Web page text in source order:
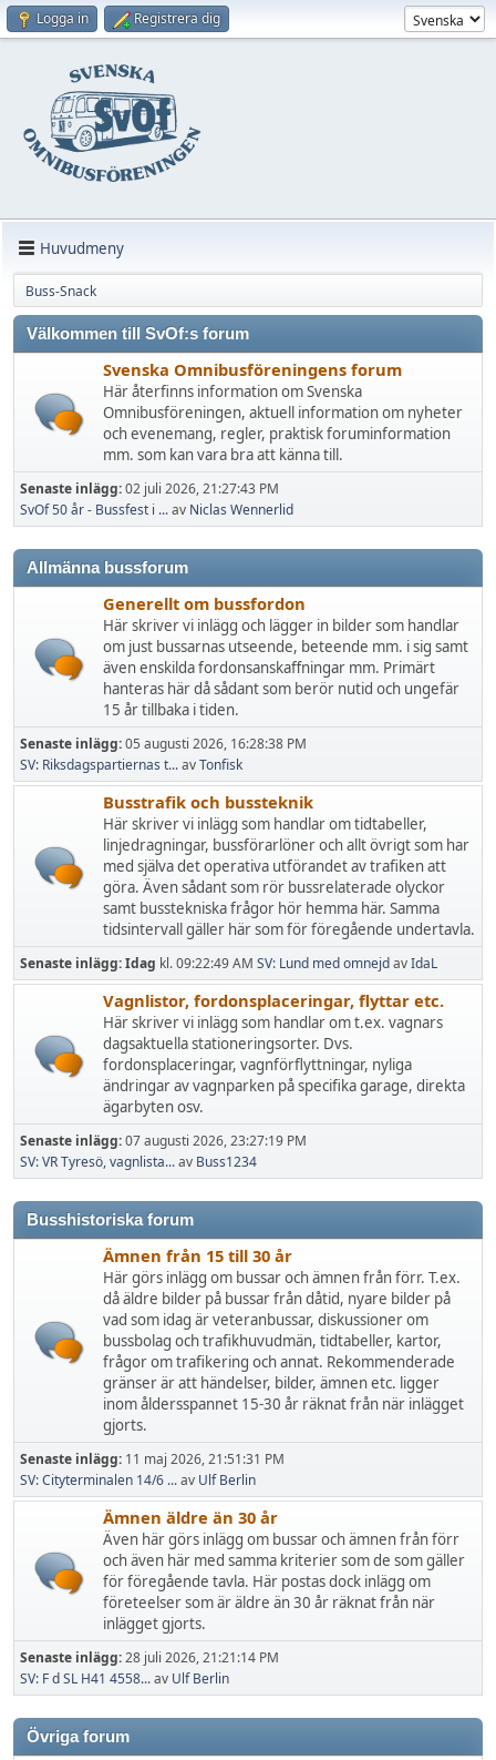
Logga in Registrera dig
Huvudmeny
Buss-Snack
Välkommen till SvOf:s forum
Svenska Omnibusföreningens forum
Här återfinns information om Svenska
Omnibusföreningen, aktuell information om nyheter
och evenemang, regler, praktisk foruminformation
mm. som kan vara bra att känna till.
Senaste inlägg:02 juli 2026, 21:27:43 PM
SvOf 50 år - Bussfest i ...av Niclas Wennerlid
Allmänna bussforum
Generellt om bussfordon
Här skriver vi inlägg och lägger in bilder som handlar
om just bussarnas utseende, beteende mm. i sig samt
även enskilda fordonsanskaffningar mm. Primärt
hanteras här då sådant som berör nutid och ungefär
15 år tillbaka i tiden.
Senaste inlägg:05 augusti 2026, 16:28:38 PM
SV: Riksdagspartiernas t...avTonfisk
Busstrafik och bussteknik
Här skriver vi inlägg som handlar om tidtabeller,
linjedragningar, bussförarlöner och allt övrigt som har
med själva det operativa utförandet av trafiken att
göra. Även sådant som rör bussrelaterade olyckor
samt busstekniska frågor hör hemma här. Samma
tidsintervall gäller här som för föregående undertavla.
Senaste inlägg:Idag kl. 09:22:49 AM SV: Lund med omnejdavIdaL
Vagnlistor, fordonsplaceringar, flyttar etc.
Här skriver vi inlägg som handlar om t.ex. vagnars
dagsaktuella stationeringsorter. Dvs.
fordonsplaceringar, vagnförflyttningar, nyliga
ändringar av vagnparken på specifika garage, direkta
ägarbyten osv.
Senaste inlägg:07 augusti 2026, 23:27:19 PM
SV: VR Tyresö, vagnlista...av Buss1234
Busshistoriska forum
Ämnen från 15 till 30 år
Här görs inlägg om bussar och ämnen från förr. T.ex.
då äldre bilder på bussar från dåtid, nyare bilder på
vad som idag är veteranbussar, diskussioner om
bussbolag och trafikhuvudmän, tidtabeller, kartor,
frågor om trafikering och annat. Rekommenderade
gränser är att händelser, bilder, ämnen etc. ligger
inom åldersspannet 15-30 år räknat från när inlägget
gjorts.
Senaste inlägg: 11 maj 2026, 21:51:31 PM
SV: Cityterminalen 14/6 ...av Ulf Berlin
Ämnen äldre än 30 år
Även här görs inlägg om bussar och ämnen från förr
och även här med samma kriterier som de som gäller
för föregående tavla. Här postas dock inlägg om
företeelser som är äldre än 30 år räknat från när
inlägget gjorts.
Senaste inlägg:28 juli 2026, 21:21:14 PM
SV: F d SL H41 4558...av Ulf Berlin
Övriga forum